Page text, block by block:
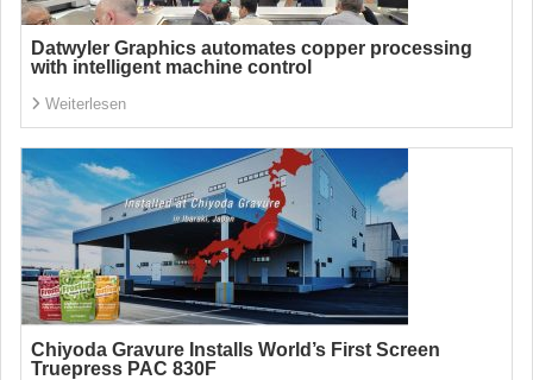
Datwyler Graphics automates copper processing
with intelligent machine control
Weiterlesen
Chiyoda Gravure Installs World’s First Screen
Truepress PAC 830F